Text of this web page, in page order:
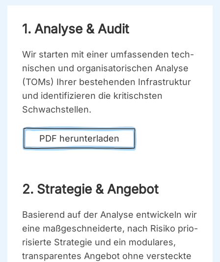
1. Ana­ly­se & Audit
Wir star­ten mit einer umfas­sen­den tech­
ni­schen und orga­ni­sa­to­ri­schen Ana­ly­se
(TOMs) Ihrer bestehen­den Infra­struk­tur
und iden­ti­fi­zie­ren die kri­tischs­ten
Schwach­stel­len.
PDF her­un­ter­la­den
2. Stra­te­gie & Ange­bot
Basie­rend auf der Ana­ly­se ent­wi­ckeln wir
eine maß­ge­schnei­der­te, nach Risi­ko prio­
ri­sier­te Stra­te­gie und ein modu­la­res,
trans­pa­ren­tes Ange­bot ohne ver­steck­te